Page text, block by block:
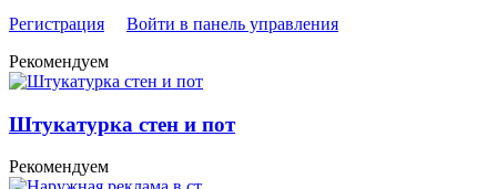
Регистрация
Войти в панель управления
Рекомендуем
Штукатурка стен и пот
Рекомендуем